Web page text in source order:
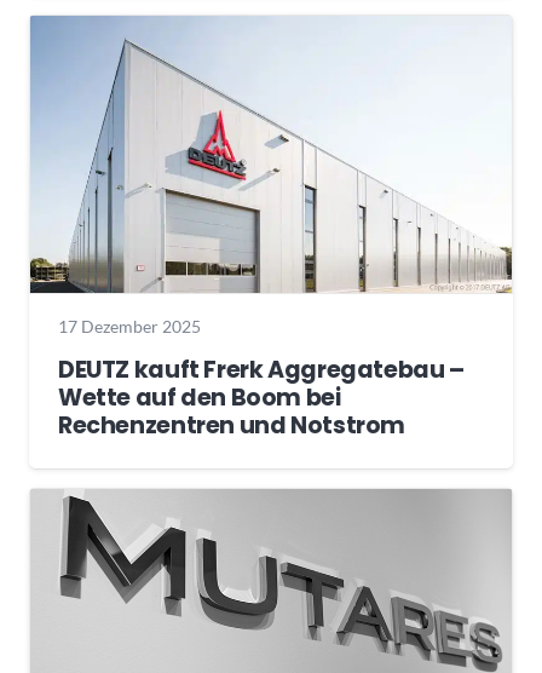
17 Dezember 2025
DEUTZ kauft Frerk Aggregatebau –
Wette auf den Boom bei
Rechenzentren und Notstrom